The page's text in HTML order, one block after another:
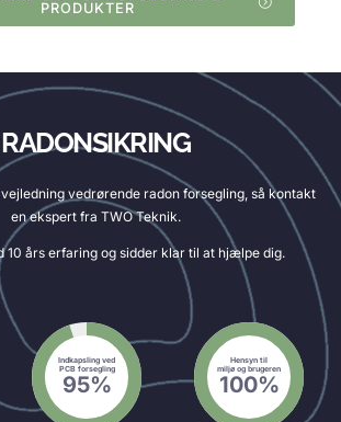
PRODUKTER
RADONSIKRING
vedrørende radon forsegling, så kontakt
en ekspert fra TWO Teknik.
10 års erfaring og sidder klar til at hjælpe dig.
Indkapsling ved
PCB forsegling
95%
Hensyn til
miljø og brugeren
100%